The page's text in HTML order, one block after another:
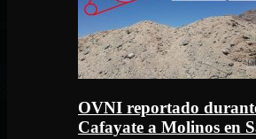
OVNI reportado
Cafayate a Molinos en